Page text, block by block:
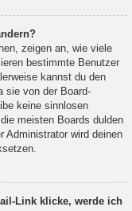
zeigen an, wie viele
bestimmte Benutzer
kannst du den
sie von der Board-
keine sinnlosen
meisten Boards dulden
Administrator wird deinen
Link klicke, werde ich